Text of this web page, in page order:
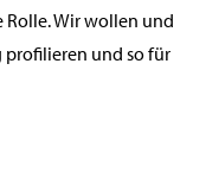
Wir wollen und
profilieren und so für